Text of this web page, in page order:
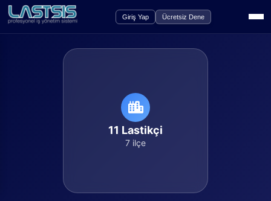
Giriş Yap Ücretsiz Dene
11 Lastikçi
7 ilçe